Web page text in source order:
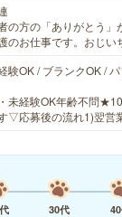
の方の「ありがとう
のお仕事です。おじ
験OK / ブランクOK /
未経験OK年齢不問
▽応募後の流れ1)翌営
30代